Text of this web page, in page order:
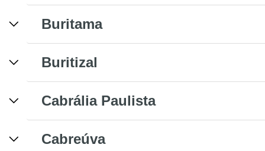
Buritama
Buritizal
Cabrália Paulista
Cabreúva